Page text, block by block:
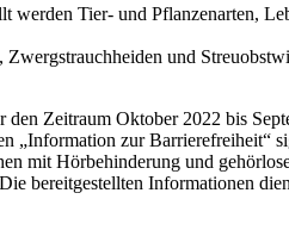
werden Tier- und Pflanzenarten,
und
Zeitraum Oktober 2022 bis
zur Barrierefreiheit“
mit Hörbehinderung und
bereitgestellten Informationen